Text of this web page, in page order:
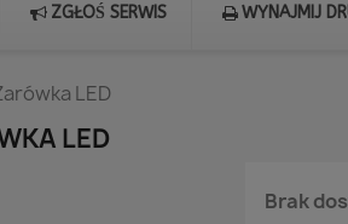
ZGŁOŚ SERWIS WYNAJMIJ
LED
LED
Brak